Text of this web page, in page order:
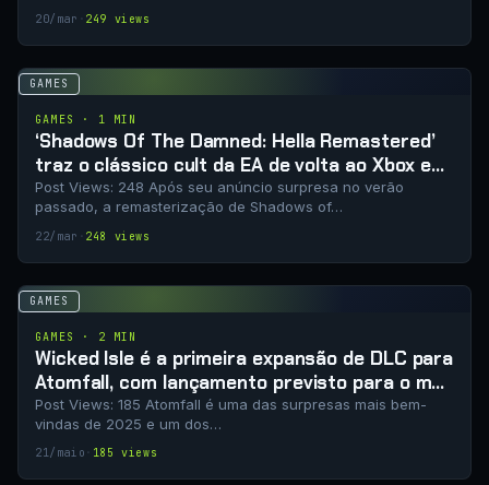
20/mar · 249 views
GAMES
GAMES · 1 MIN
‘Shadows Of The Damned: Hella Remastered’
traz o clássico cult da EA de volta ao Xbox em
2024
Post Views: 248 Após seu anúncio surpresa no verão
passado, a remasterização de Shadows of…
22/mar · 248 views
GAMES
GAMES · 2 MIN
Wicked Isle é a primeira expansão de DLC para
Atomfall, com lançamento previsto para o mês
que vem
Post Views: 185 Atomfall é uma das surpresas mais bem-
vindas de 2025 e um dos…
21/maio · 185 views